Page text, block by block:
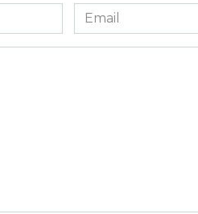
Email
*